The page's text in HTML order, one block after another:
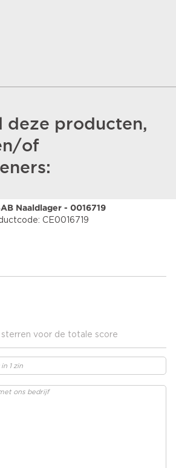
deze producten,
of
Naaldlager - 0016719
CE0016719
voor de totale score